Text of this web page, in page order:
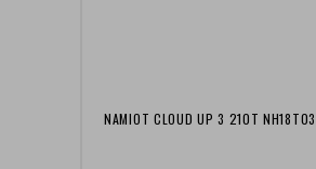
NAMIOT CLOUD UP 3 210T